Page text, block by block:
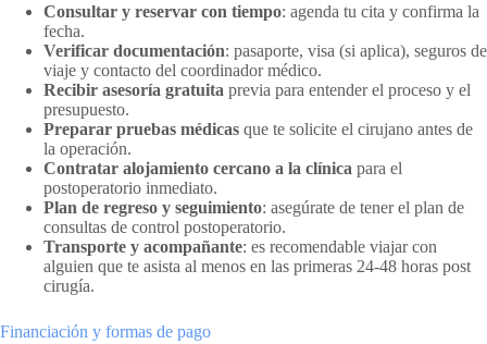
Consultar y reservar con tiempo: agenda tu cita y confirma la
fecha.
Verificar documentación: pasaporte, visa (si aplica), seguros de
viaje y contacto del coordinador médico.
Recibir asesoría gratuita previa para entender el proceso y el
presupuesto.
Preparar pruebas médicas que te solicite el cirujano antes de
la operación.
Contratar alojamiento cercano a la clínica para el
postoperatorio inmediato.
Plan de regreso y seguimiento: asegúrate de tener el plan de
consultas de control postoperatorio.
Transporte y acompañante: es recomendable viajar con
alguien que te asista al menos en las primeras 24-48 horas post
cirugía.
Financiación y formas de pago